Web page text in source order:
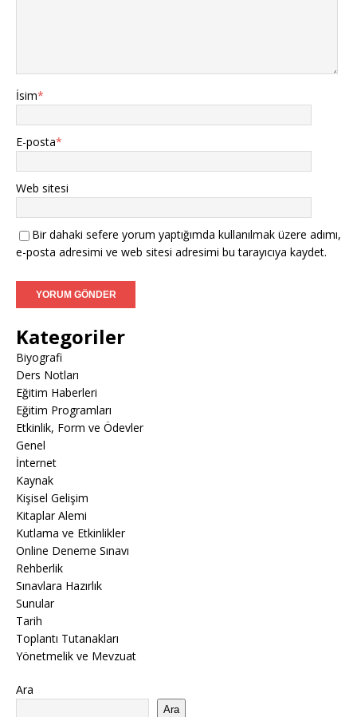
İsim*
E-posta*
Web sitesi
Bir dahaki sefere yorum yaptığımda kullanılmak üzere adımı,
e-posta adresimi ve web sitesi adresimi bu tarayıcıya kaydet.
Kategoriler
Biyografi
Ders Notları
Eğitim Haberleri
Eğitim Programları
Etkinlik, Form ve Ödevler
Genel
İnternet
Kaynak
Kişisel Gelişim
Kitaplar Alemi
Kutlama ve Etkinlikler
Online Deneme Sınavı
Rehberlik
Sınavlara Hazırlık
Sunular
Tarih
Toplantı Tutanakları
Yönetmelik ve Mevzuat
Ara
Ara